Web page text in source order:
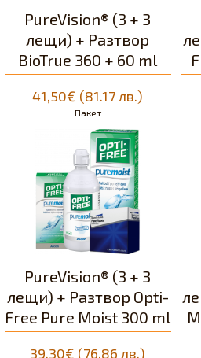
PureVision® (3 + 3
лещи) + Разтвор
BioTrue 360 + 60 ml
41,50€ (81.17 лв.)
Пакет
PureVision® (3 + 3
лещи) + Разтвор Opti-
Free Pure Moist 300 ml
39,30€ (76.86 лв.)